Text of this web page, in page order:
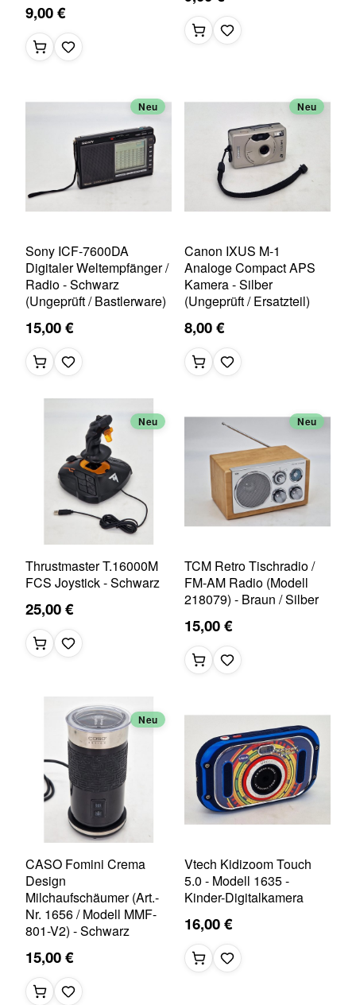
9,00 €
Neu
Sony ICF-7600DA
Digitaler Weltempfänger /
Radio - Schwarz
(Ungeprüft / Bastlerware)
15,00 €
Neu
Canon IXUS M-1
Analoge Compact APS
Kamera - Silber
(Ungeprüft / Ersatzteil)
8,00 €
Neu
Thrustmaster T.16000M
FCS Joystick - Schwarz
25,00 €
Neu
TCM Retro Tischradio /
FM-AM Radio (Modell
218079) - Braun / Silber
15,00 €
Neu
CASO Fomini Crema
Design
Milchaufschäumer (Art.-
Nr. 1656 / Modell MMF-
801-V2) - Schwarz
15,00 €
Vtech Kidizoom Touch
5.0 - Modell 1635 -
Kinder-Digitalkamera
16,00 €